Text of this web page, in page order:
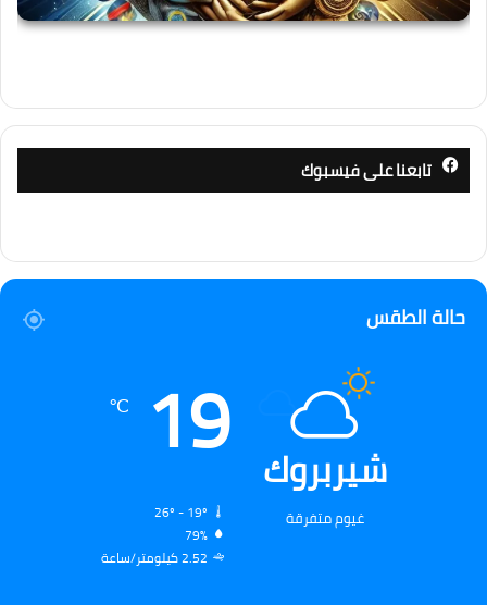
تابعنا على فيسبوك
حالة الطقس
شيربروك
غيوم متفرقة
19
℃
79%
2.52 كيلومتر/ساعة